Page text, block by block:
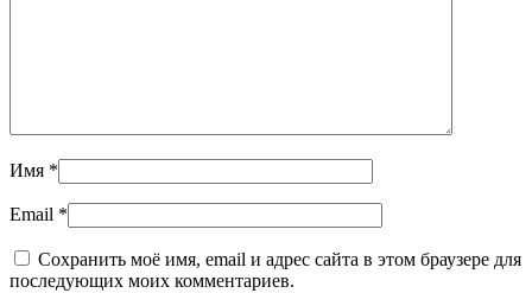
Имя *
Email *
Сохранить моё имя, email и адрес сайта в этом браузере для
последующих моих комментариев.